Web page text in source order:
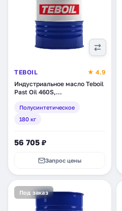
TEBOIL
★ 4.9
Индустриальное масло Teboil
Past Oil 460S,
(tb-219)
Полусинтетическое
180 кг
56 705 ₽
Запрос цены
Под заказ